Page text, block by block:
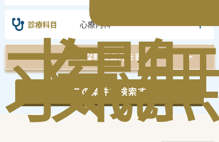
求
気
閲
診療科目 心療内科
詳細な検索条件を表示
この条件で検索する